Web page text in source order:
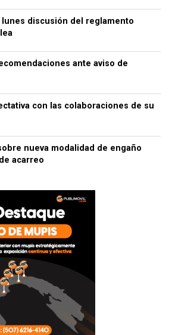
discusión del reglamento
ante aviso de
con las colaboraciones de su
nueva modalidad de engaño
acarreo